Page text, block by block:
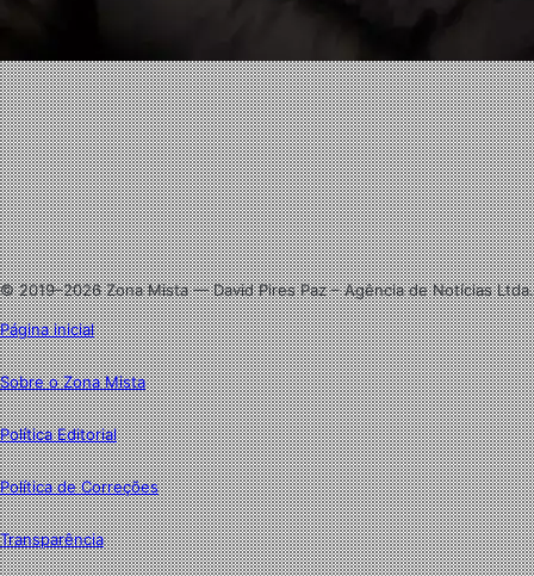
Facebook
X
Linkedin
Instagram
© 2019–2026 Zona Mista — David Pires Paz – Agência de Notícias Ltda.
Página inicial
Sobre o Zona Mista
Política Editorial
Política de Correções
Transparência